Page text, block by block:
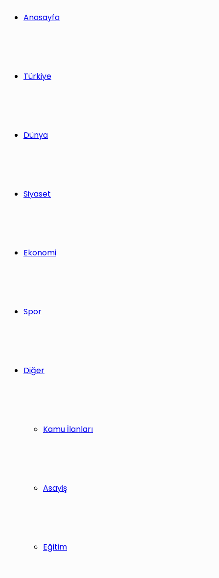
Anasayfa
Türkiye
Dünya
Siyaset
Ekonomi
Spor
Diğer
Kamu İlanları
Asayiş
Eğitim